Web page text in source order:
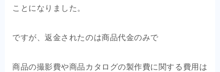
ことになりました。
ですが、返金されたのは商品代金のみで
商品の撮影費や商品カタログの製作費に関する費用は